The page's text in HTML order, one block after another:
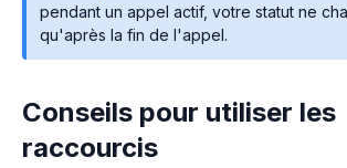
pendant un appel actif, votre statut ne
qu'après la fin de l'appel.
Conseils pour utiliser les
raccourcis